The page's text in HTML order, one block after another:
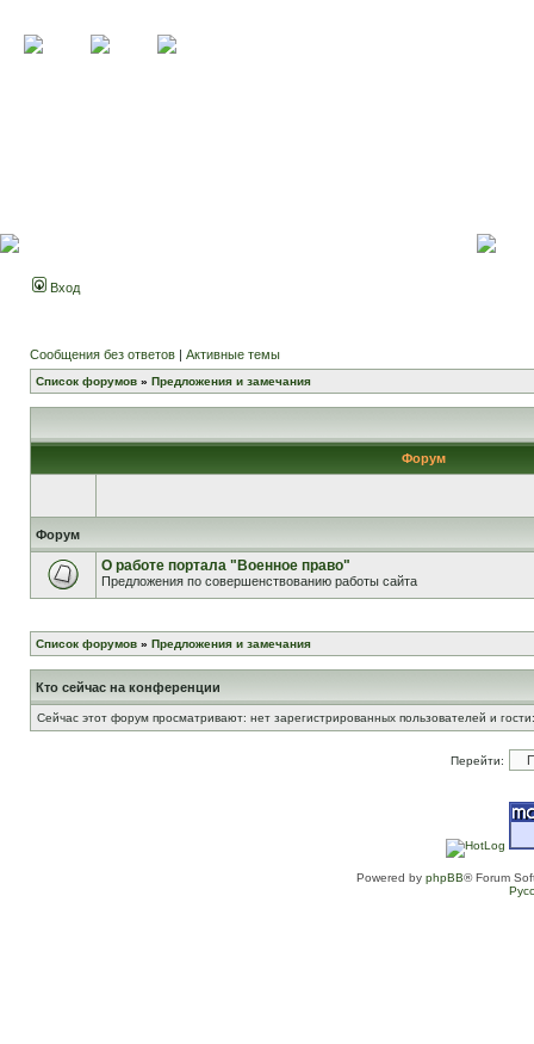
Вход
Сообщения без ответов | Активные темы
Список форумов » Предложения и замечания
Форум
Форум
О работе портала "Военное право"
Предложения по совершенствованию работы сайта
Список форумов » Предложения и замечания
Кто сейчас на конференции
Сейчас этот форум просматривают: нет зарегистрированных пользователей и
Перейти:
Powered by phpBB® Forum